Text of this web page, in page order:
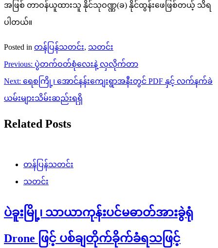
အဖြစ် တာဝန်ယူထားသူ နိုင်သုဝဏ္ဏ(ခ) နိုင်ထွန်းဖေဖြစ်တယ့် သိရ
ပါတယ်။
Posted in တန်ပြန်သတင်း, သတင်း
Post
navigation
Previous: ပွဲတက်ဝတ်စုံလေးနဲ့ လှလိုက်တာ
Next: ရေစကြို့၊ အောင်နန်းကျေးရွာအနီးတွင် PDF နှင့် လက်နက်ခဲ
ယမ်းများသိမ်းဆည်းရရှိ
Related Posts
တန်ပြန်သတင်း
သတင်း
ပဲခူးမြို့၊ သာယာကုန်းပင်မဓာတ်အားခွဲရုံ
Drone ဖြင့် ပစ်ချတိုက်ခိုက်ခံရသဖြင့်